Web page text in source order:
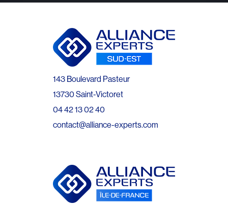
143 Boulevard Pasteur
13730 Saint-Victoret
04 42 13 02 40
contact@alliance-experts.com